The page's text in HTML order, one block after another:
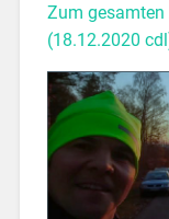
Zum gesamten
(18.12.2020